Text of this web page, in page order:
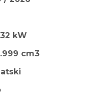
kW
cm3